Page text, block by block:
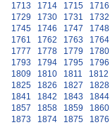
1713
1714 1715 1716
1729
1730 1731 1732
1745
1746 1747 1748
1761
1762 1763 1764
1777
1778 1779 1780
1793
1794 1795 1796
1809
1810 1811 1812
1825
1826 1827 1828
1841
1842 1843 1844
1857
1858 1859 1860
1873
1874 1875 1876